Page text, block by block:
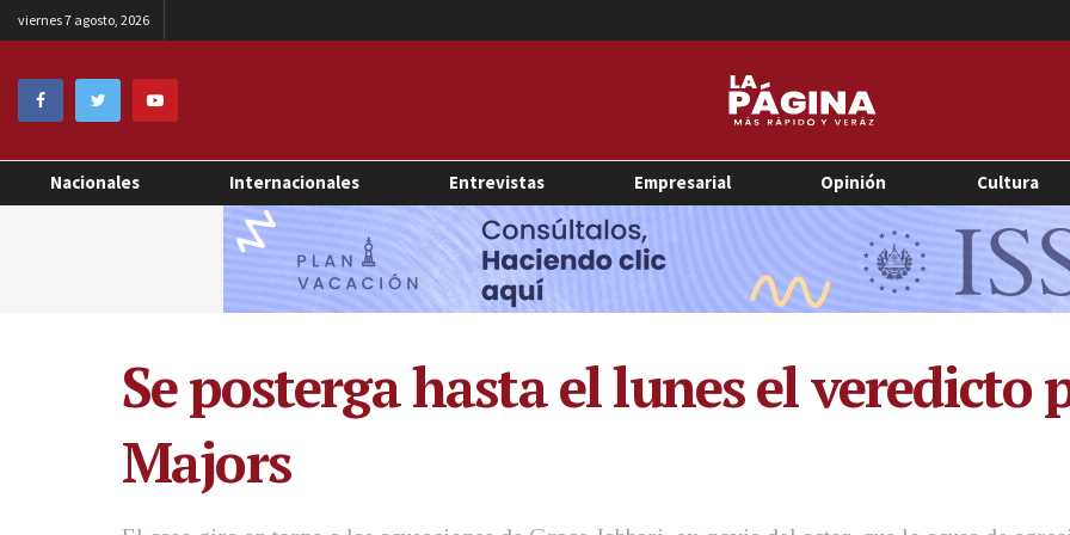
viernes 7 agosto, 2026
Nacionales Internacionales Entrevistas Empresarial Opinión Cultura
Se posterga hasta el lunes el veredicto
Majors